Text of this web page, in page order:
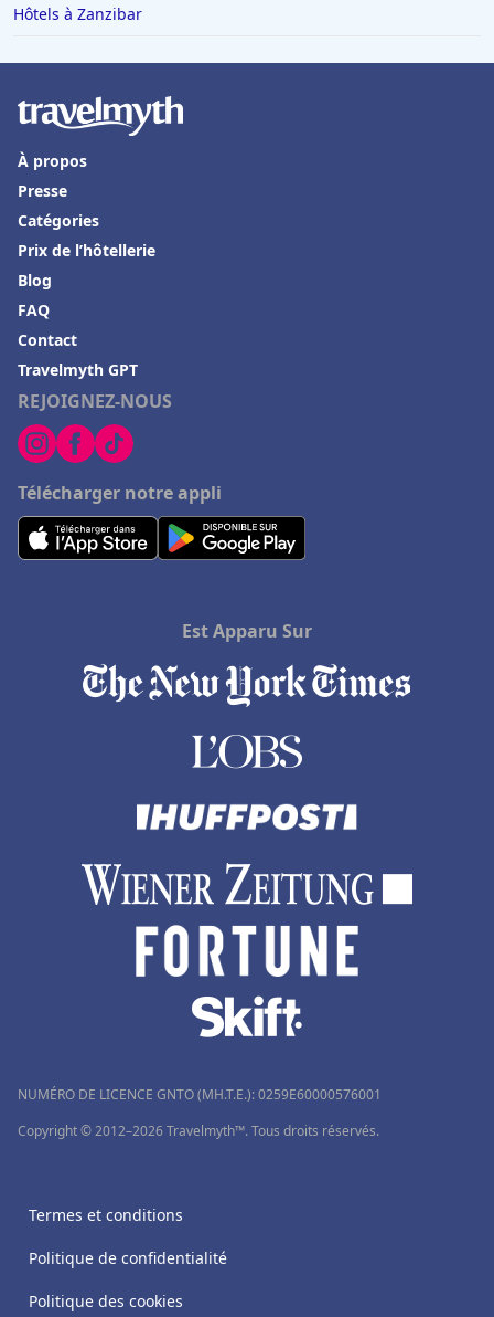
Hôtels à Zanzibar
REJOIGNEZ-NOUS
Télécharger notre appli
À propos
Presse
Catégories
Prix de l’hôtellerie
Blog
FAQ
Contact
Travelmyth GPT
Est Apparu Sur
NUMÉRO DE LICENCE GNTO (MH.T.E.): 0259Ε60000576001
Copyright © 2012–2026 Travelmyth™. Tous droits réservés.
Termes et conditions
Politique de confidentialité
Politique des cookies